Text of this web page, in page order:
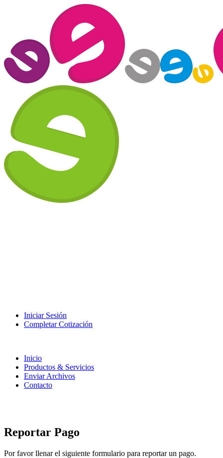
Iniciar Sesión
Completar Cotización
Inicio
Productos & Servicios
Enviar Archivos
Contacto
Reportar Pago
Por favor llenar el siguiente formulario para reportar un pago.